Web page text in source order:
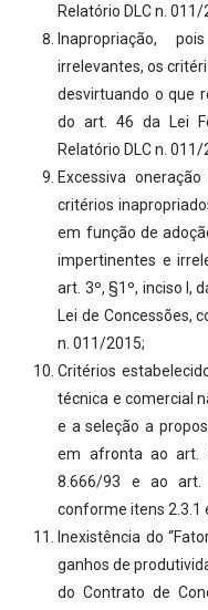
Relatório DLC n. 011/
Inapropriação,
irrelevantes, os
desvirtuando o que
do art. 46 da Lei
Relatório DLC n. 011/
Excessiva
critérios
em função de
impertinentes e
art. 3º, §1º, inciso I,
Lei de Concessões,
n. 011/2015;
Critérios
técnica e comercial
e a seleção a
em afronta ao art.
8.666/93 e ao art.
conforme itens 2.3.1
Inexistência do
ganhos de
do Contrato de